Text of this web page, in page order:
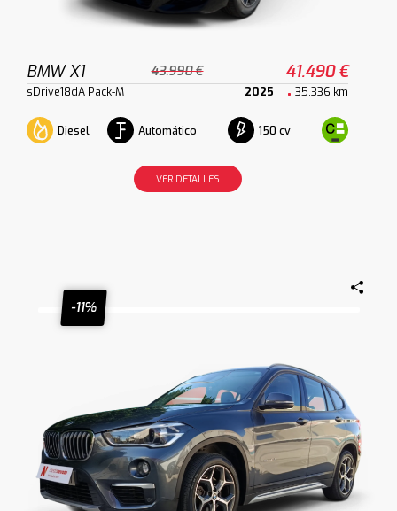
BMW X1 43.990 € 41.490 €
sDrive18dA Pack-M 2025 35.336 km
Diesel Automático 150 cv
VER DETALLES
-11%